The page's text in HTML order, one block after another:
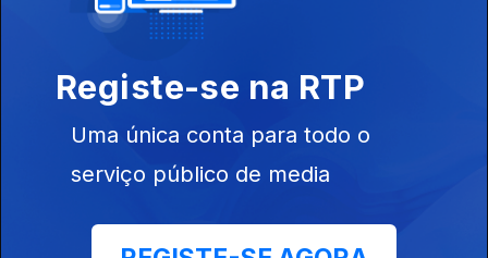
02 nov. 2025
Registe-se na RTP
Uma única conta para todo o
serviço público de media